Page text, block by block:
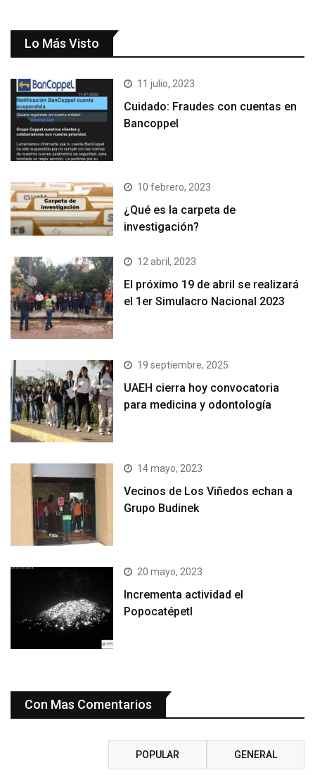
Lo Más Visto
11 julio, 2023
Cuidado: Fraudes con cuentas en
Bancoppel
10 febrero, 2023
¿Qué es la carpeta de
investigación?
12 abril, 2023
El próximo 19 de abril se realizará
el 1er Simulacro Nacional 2023
19 septiembre, 2025
UAEH cierra hoy convocatoria
para medicina y odontología
14 mayo, 2023
Vecinos de Los Viñedos echan a
Grupo Budinek
20 mayo, 2023
Incrementa actividad el
Popocatépetl
Con Mas Comentarios
POPULAR GENERAL